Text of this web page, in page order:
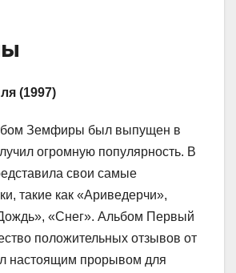
(1997)
Земфиры был выпущен в
огромную популярность. В
свои самые
такие как «Ариведерчи»,
«Снег». Альбом Первый
положительных отзывов от
настоящим прорывом для